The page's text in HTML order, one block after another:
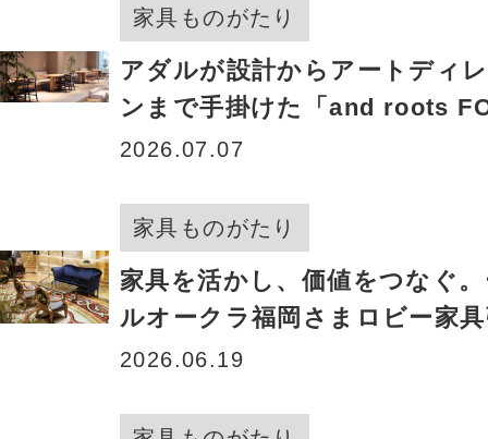
家具ものがたり
アダルが設計からアートディ
ンまで手掛けた「and roots
SQUARE」がオープン！ ＜
2026.07.07
家具ものがたり
家具を活かし、価値をつなぐ
ルオークラ福岡さまロビー家
の裏側
2026.06.19